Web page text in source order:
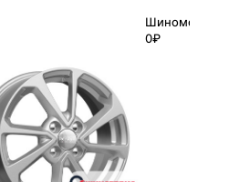
Шиномонтаж
0₽